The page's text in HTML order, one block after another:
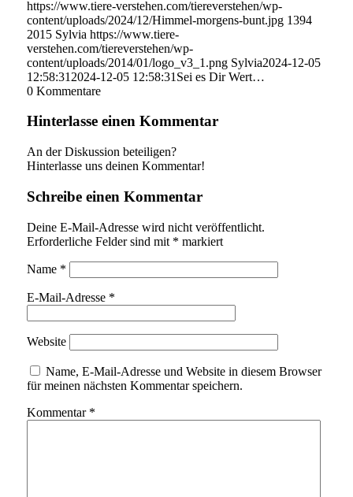
https://www.tiere-verstehen.com/tiereverstehen/wp-
content/uploads/2024/12/Himmel-morgens-bunt.jpg 1394
2015 Sylvia https://www.tiere-
verstehen.com/tiereverstehen/wp-
content/uploads/2014/01/logo_v3_1.png Sylvia2024-12-05
12:58:31 2024-12-05 12:58:31 Sei es Dir Wert…
0 Kommentare
Hinterlasse einen Kommentar
An der Diskussion beteiligen?
Hinterlasse uns deinen Kommentar!
Schreibe einen Kommentar
Deine E-Mail-Adresse wird nicht veröffentlicht.
Erforderliche Felder sind mit * markiert
Name *
E-Mail-Adresse *
Website
Name, E-Mail-Adresse und Website in diesem Browser
für meinen nächsten Kommentar speichern.
Kommentar *